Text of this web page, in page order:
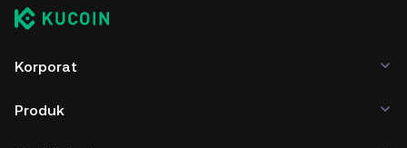
Korporat
Produk